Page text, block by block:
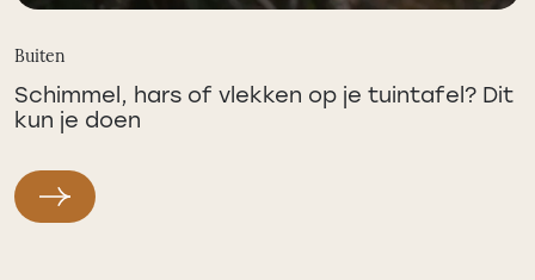
Buiten
Schimmel, hars of vlekken op je tuintafel? Dit
kun je doen